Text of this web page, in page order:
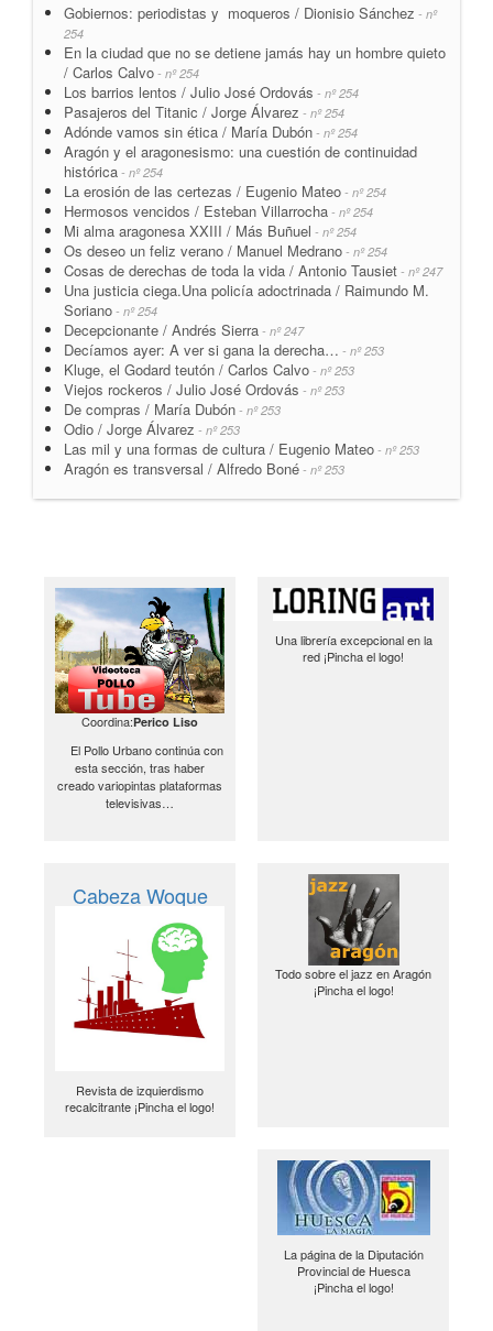
Gobiernos: periodistas y moqueros / Dionisio Sánchez - nº
254
En la ciudad que no se detiene jamás hay un hombre quieto
/ Carlos Calvo - nº 254
Los barrios lentos / Julio José Ordovás - nº 254
Pasajeros del Titanic / Jorge Álvarez - nº 254
Adónde vamos sin ética / María Dubón - nº 254
Aragón y el aragonesismo: una cuestión de continuidad
histórica - nº 254
La erosión de las certezas / Eugenio Mateo - nº 254
Hermosos vencidos / Esteban Villarrocha - nº 254
Mi alma aragonesa XXIII / Más Buñuel - nº 254
Os deseo un feliz verano / Manuel Medrano - nº 254
Cosas de derechas de toda la vida / Antonio Tausiet - nº 247
Una justicia ciega.Una policía adoctrinada / Raimundo M.
Soriano - nº 254
Decepcionante / Andrés Sierra - nº 247
Decíamos ayer: A ver si gana la derecha… - nº 253
Kluge, el Godard teutón / Carlos Calvo - nº 253
Viejos rockeros / Julio José Ordovás - nº 253
De compras / María Dubón - nº 253
Odio / Jorge Álvarez - nº 253
Las mil y una formas de cultura / Eugenio Mateo - nº 253
Aragón es transversal / Alfredo Boné - nº 253
Coordina:Perico Liso
El Pollo Urbano continúa con
esta sección, tras haber
creado variopintas plataformas
televisivas…
Una librería excepcional en la
red ¡Pincha el logo!
Cabeza Woque
Revista de izquierdismo
recalcitrante ¡Pincha el logo!
Todo sobre el jazz en Aragón
¡Pincha el logo!
La página de la Diputación
Provincial de Huesca
¡Pincha el logo!